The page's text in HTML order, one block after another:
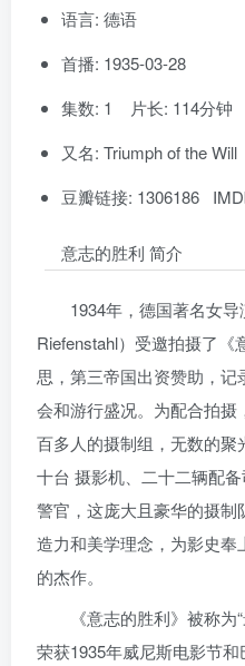
语言: 德语
首播: 1935-03-28
集数: 1 片长: 114分钟
又名: Triumph of the Will
豆瓣链接: 1306186
意志的胜利 简介
1934年，德国著名女
Riefenstahl）受邀拍摄了《
思，第三帝国出资赞助，
会和游行盛况。为配合拍
百多人的摄制组，无数的
十台 摄影机、二十二辆配
警官，这庞大且豪华的摄
造力和美学理念，为影史
的杰作。
《意志的胜利》被称
荣获1935年威尼斯电影节和